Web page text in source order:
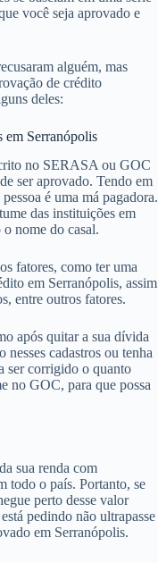
você seja aprovado e
alguém, mas
de crédito
deles:
em Serranópolis
no SERASA ou GOC
ser aprovado. Tendo em
é uma má pagadora.
das instituições em
nome do casal.
fatores, como ter uma
em Serranópolis, assim
entre outros fatores.
após quitar a sua dívida
cadastros ou tenha
ser corrigido o quanto
no GOC, para que possa
sua renda com
todo o país. Portanto, se
perto desse valor
pedindo não ultrapasse
em Serranópolis.